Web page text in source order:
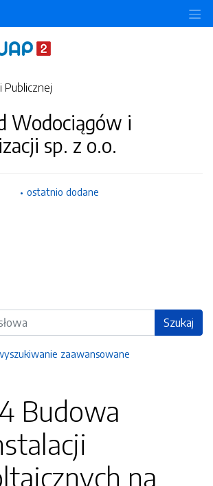
Publicznej
Wodociągów i
sp. z o.o.
ostatnio dodane
Szukaj
zaawansowane
Budowa
na